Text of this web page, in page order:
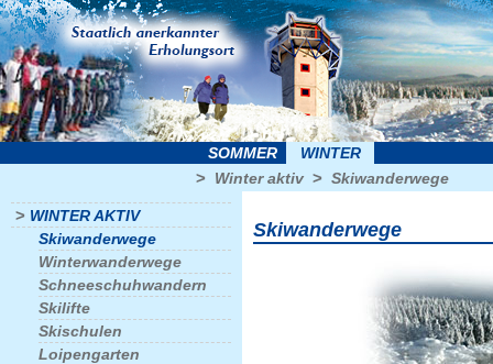
SOMMER WINTER
> Winter aktiv > Skiwanderwege
> WINTER AKTIV
Skiwanderwege
Winterwanderwege
Schneeschuhwandern
Skilifte
Skischulen
Loipengarten
Skiwanderwege